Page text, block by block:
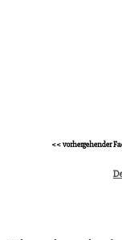
<< vorhergehender